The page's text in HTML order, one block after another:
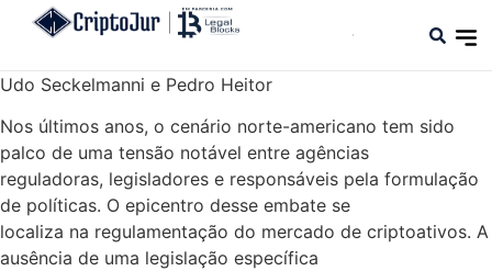
Udo Seckelmanni e Pedro Heitor
Nos últimos anos, o cenário norte-americano tem sido
palco de uma tensão notável entre agências
reguladoras, legisladores e responsáveis pela formulação
de políticas. O epicentro desse embate se
localiza na regulamentação do mercado de criptoativos. A
ausência de uma legislação específica